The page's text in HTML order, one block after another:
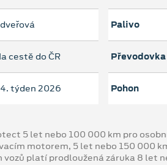
cestě do ČR
týden 2026
Palivo
Převodovka
Pohon
5 let nebo 100 000 km pro
motorem, 5 let nebo 150 000
platí prodloužená záruka 8 let